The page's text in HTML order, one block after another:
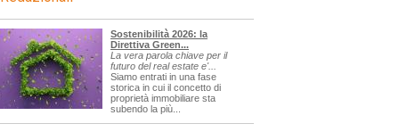
Sostenibilità 2026: la
Direttiva Green...
La vera parola chiave per il
futuro del real estate e'...
Siamo entrati in una fase
storica in cui il concetto di
proprietà immobiliare sta
subendo la più...